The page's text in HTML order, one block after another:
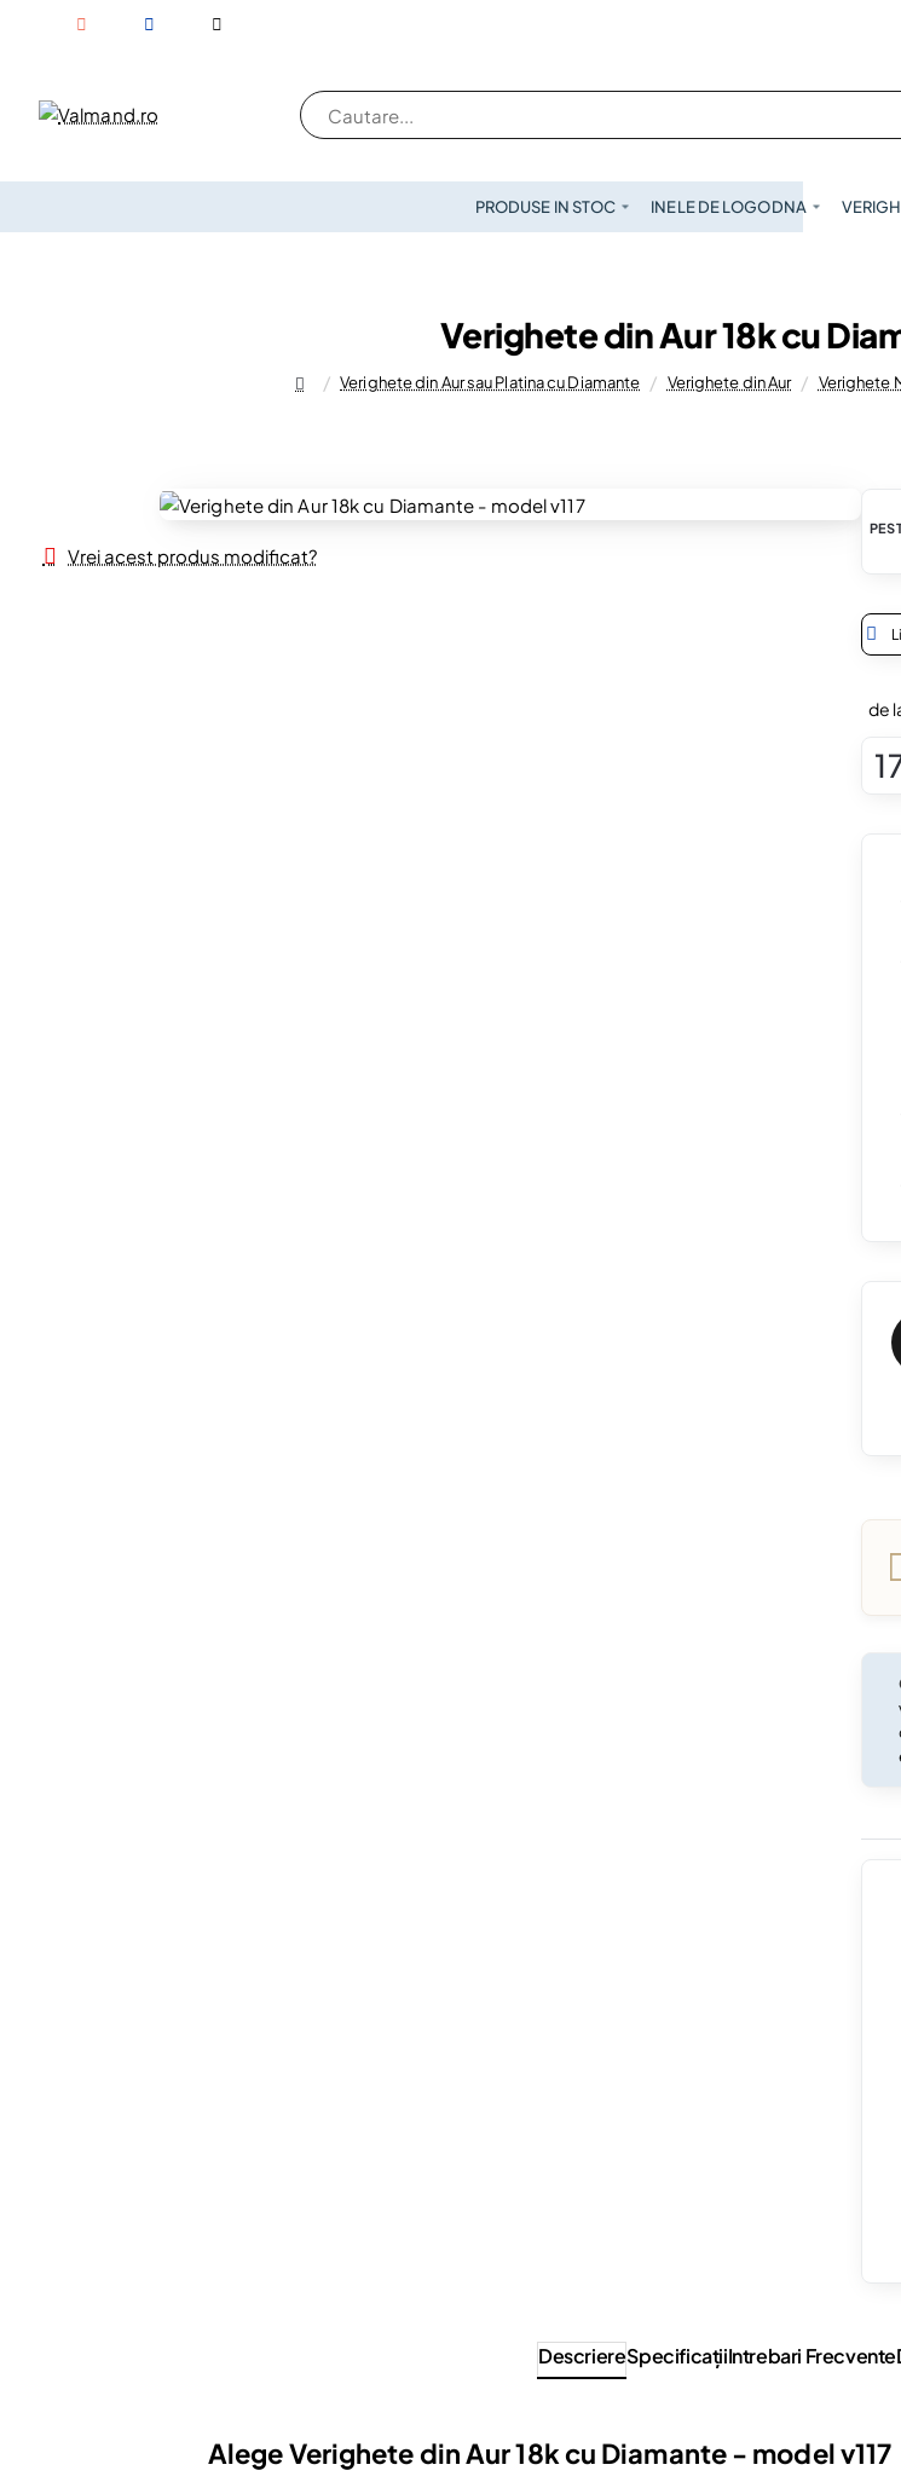
Cautare...
PRODUSE IN STOC INELE DE LOGODNA
Verighete din Aur 18k cu
Verighete din Aur sau Platina cu Diamante Verighete din Aur Verighete
Vrei acest produs modificat?
de
DescriereSpecificaţiiIntrebari Frecvente
Alege Verighete din Aur 18k cu Diamante - model v117